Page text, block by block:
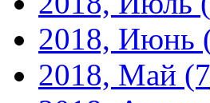
2018, Июнь
2018, Май